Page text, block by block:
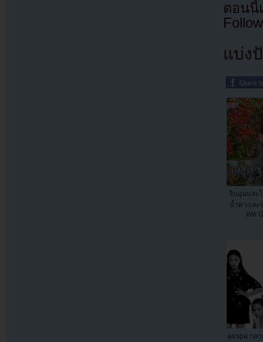
ตอนนี้
แบ่ง
จินอุนและ
น้ำตาและ
We
aespa กล